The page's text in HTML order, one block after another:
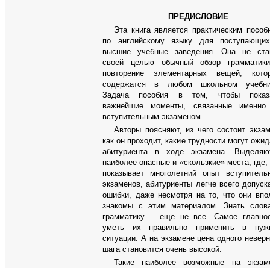
ПРЕДИСЛОВИЕ
Эта книга является практическим
по английскому языку для
высшие учебные заведения. Она не
своей целью обычный обзор
повторение элементарных вещей,
содержатся в любом школьном
Задача пособия в том, чтобы
важнейшие моменты, связанные
вступительным экзаменом.
Авторы поясняют, из чего состоит
как он проходит, какие трудности могут
абитуриента в ходе экзамена.
наиболее опасные и «скользкие» места, где,
показывает многолетний опыт
экзаменов, абитуриенты легче всего
ошибки, даже несмотря на то, что они
знакомы с этим материалом. Знать
грамматику – еще не все. Самое
уметь их правильно применить в
ситуации. А на экзамене цена одного
шага становится очень высокой.
Такие наиболее возможные на